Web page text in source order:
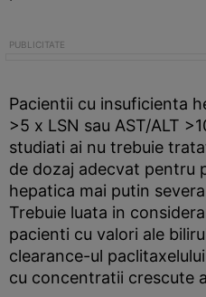
Pacientii cu insuficienta
>5 x LSN sau AST/ALT
studiati ai nu trebuie
de dozaj adecvat pentru
hepatica mai putin
Trebuie luata in
pacienti cu valori ale
clearance-ul
cu concentratii crescute